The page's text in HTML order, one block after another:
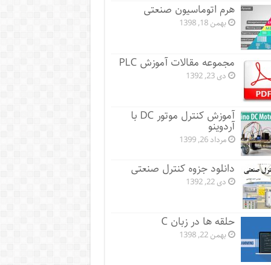
هرم اتوماسیون صنعتی
بهمن 18, 1398
مجموعه مقالات آموزش PLC
دی 23, 1392
آموزش کنترل موتور DC با
آردوینو
مرداد 26, 1399
دانلود جزوه کنترل صنعتی
دی 22, 1392
حلقه ها در زبان C
بهمن 22, 1398